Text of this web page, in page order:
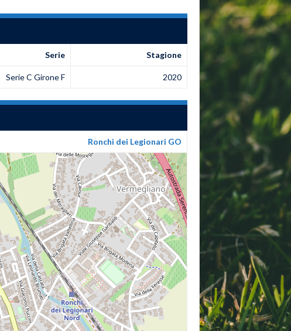
Serie Stagione
Serie C Girone F 2020
Ronchi dei Legionari GO